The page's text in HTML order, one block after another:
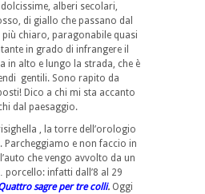
alberi secolari,
di giallo che passano dal
chiaro, paragonabile quasi
in grado di infrangere il
in alto e lungo la strada, che è
gentili. Sono rapito da
Dico a chi mi sta accanto
dal paesaggio.
, la torre dell’orologio
Parcheggiamo e non faccio in
che vengo avvolto da un
infatti dall’8 al 29
sagre per tre colli. Oggi